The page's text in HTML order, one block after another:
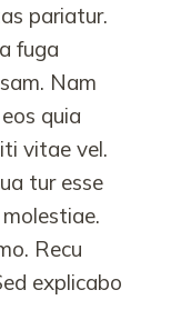
pariatur.
fuga
Nam
quia
vitae vel.
tur esse
Recu
explicabo